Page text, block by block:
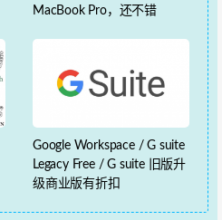
MacBook Pro，还不错
Google Workspace / G suite
Legacy Free / G suite 旧版升
级商业版有折扣